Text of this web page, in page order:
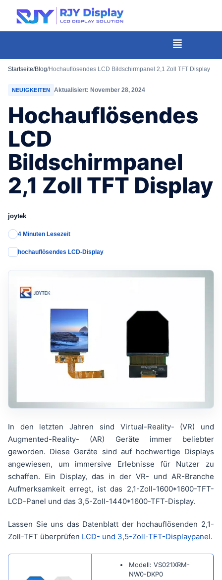
Wähle
für
Menü
Startseite/Blog/Hochauflösendes LCD Bildschirmpanel 2,1 Zoll TFT Display
NEUIGKEITEN Aktualisiert: November 28, 2024
Hochauflösendes
LCD
Bildschirmpanel
2,1 Zoll TFT Display
joytek
4 Minuten Lesezeit
hochauflösendes LCD-Display
In den letzten Jahren sind Virtual-Reality- (VR) und
Augmented-Reality- (AR) Geräte immer beliebter
geworden. Diese Geräte sind auf hochwertige Displays
angewiesen, um immersive Erlebnisse für Nutzer zu
schaffen. Ein Display, das in der VR- und AR-Branche
Aufmerksamkeit erregt, ist das 2,1-Zoll-1600*1600-TFT-
LCD-Panel und das 3,5-Zoll-1440*1600-TFT-Display.
Lassen Sie uns das Datenblatt der hochauflösenden 2,1-
Zoll-TFT überprüfen LCD- und 3,5-Zoll-TFT-Displaypanel.
Modell: VS021XRM-
NW0-DKP0